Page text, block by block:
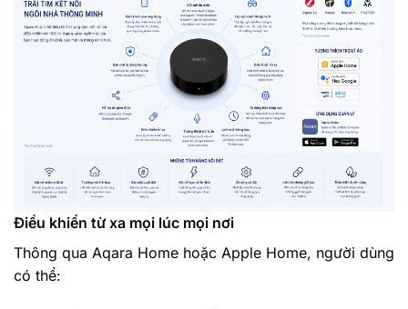
Điều khiển từ xa mọi lúc mọi nơi
Thông qua Aqara Home hoặc Apple Home, người dùng
có thể: